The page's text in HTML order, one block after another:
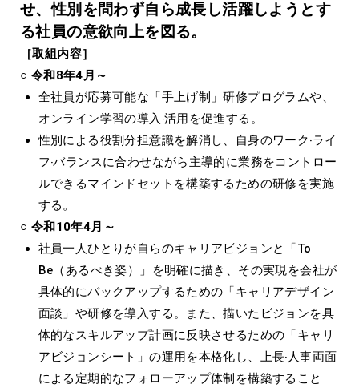
せ、性別を問わず⾃ら成⻑し活躍しようとす
る社員の意欲向上を図る。
［取組内容］
○ 令和8年4月～
全社員が応募可能な「⼿上げ制」研修プログラムや、
オンライン学習の導⼊‧活⽤を促進する。
性別による役割分担意識を解消し、⾃⾝のワーク‧ライ
フ‧バランスに合わせながら主導的に業務をコントロー
ルできるマインドセットを構築するための研修を実施
する。
○ 令和10年4月～
社員⼀⼈ひとりが⾃らのキャリアビジョンと「To
Be（あるべき姿）」を明確に描き、その実現を会社が
具体的にバックアップするための「キャリアデザイン
⾯談」や研修を導⼊する。また、描いたビジョンを具
体的なスキルアップ計画に反映させるための「キャリ
アビジョンシート」の運⽤を本格化し、上⻑‧⼈事両⾯
による定期的なフォローアップ体制を構築すること